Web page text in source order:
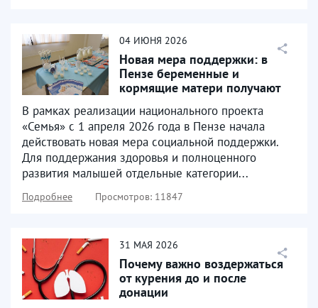
04 ИЮНЯ 2026
Новая мера поддержки: в
Пензе беременные и
кормящие матери получают
В рамках реализации национального проекта
«Семья» с 1 апреля 2026 года в Пензе начала
действовать новая мера социальной поддержки.
Для поддержания здоровья и полноценного
развития малышей отдельные категории...
Подробнее Просмотров: 11847
31 МАЯ 2026
Почему важно воздержаться
от курения до и после
донации